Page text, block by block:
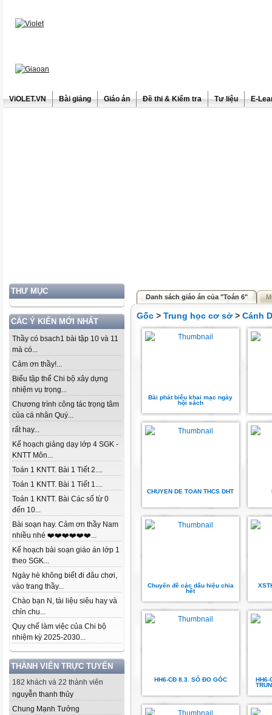
ViOLET.VN Bài giảng Giáo án Đề thi & Kiểm tra Tư liệu E-
THƯ MỤC
CÁC Ý KIẾN MỚI NHẤT
Thầy có bsach1 bài tập 10 và 11
mà có...
Cảm ơn thầy!...
Biểu tập thể Chi bộ xây dựng
nhiệm vụ trọng...
Chương trình công tác trọng tâm
của cá nhân Quý...
rất hay...
Kế hoạch giảng dạy lớp 4 SGK -
KNTT Môn...
Toán 1 KNTT. Bài 1 Tiết 2....
Toán 1 KNTT. Bài 1 Tiết 1....
Toán 1 KNTT. Bài Các số từ 0
đến 10...
Bài soạn hay. Cảm ơn thầy Nam
nhiều nhé ❤️❤️❤️❤️❤️❤️...
Kế hoạch bài soạn giáo án lớp 1
theo SGK...
Ngày hè không biết đi đâu chơi,
vào trang thầy...
Chào bạn N, tài liệu siêu hay và
chỉn chu...
Quy chế làm việc của Chi bộ
nhiệm kỳ 2025-2030...
THÀNH VIÊN TRỰC TUYẾN
182 khách và 22 thành viên
nguyễn thanh thủy
Chung Mạnh Tưởng
Danh sách giáo án của "Toán 6"
Gốc > Trung học cơ sở > Cánh
Bài phát biểu khai mạc ngày
hội sách
CHUYEN DE TOAN THCS DHT
Chuyên đề các dấu hiệu chia
hết
HH6-CĐ 8.3. SỐ ĐO GÓC
HH6-